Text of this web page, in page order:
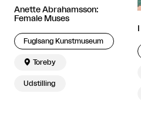
Anette Abrahamsson:
Female Muses
Fuglsang Kunstmuseum
 Toreby
Udstilling